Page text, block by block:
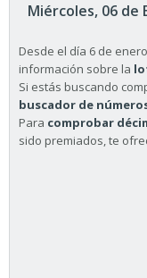
Miércoles, 06 de
Desde el día 6 de
información sobre la
Si estás buscando
buscador de
Para comprobar
sido premiados, te